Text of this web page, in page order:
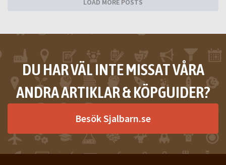
LOAD MORE POSTS
DU HAR VÄL INTE MISSAT VÅRA
ANDRA ARTIKLAR & KÖPGUIDER?
Besök Sjalbarn.se